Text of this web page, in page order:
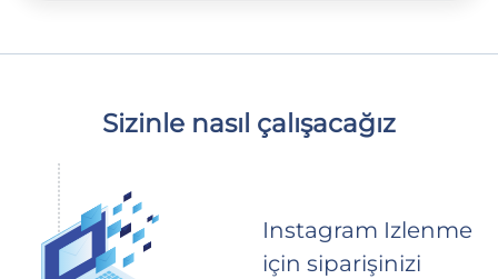
Sizinle nasıl çalışacağız
Instagram Izlenme
için siparişinizi